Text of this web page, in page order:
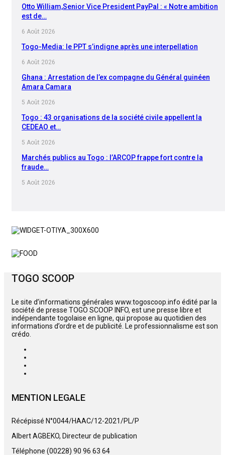
Otto William,Senior Vice President PayPal : « Notre ambition
est de…
6 Août 2026
Togo-Media: le PPT s’indigne après une interpellation
6 Août 2026
Ghana : Arrestation de l’ex compagne du Général guinéen
Amara Camara
5 Août 2026
Togo : 43 organisations de la société civile appellent la
CEDEAO et…
5 Août 2026
Marchés publics au Togo : l’ARCOP frappe fort contre la
fraude…
5 Août 2026
TOGO SCOOP
Le site d’informations générales www.togoscoop.info édité par la
société de presse TOGO SCOOP INFO, est une presse libre et
indépendante togolaise en ligne, qui propose au quotidien des
informations d’ordre et de publicité. Le professionnalisme est son
crédo.
MENTION LEGALE
Récépissé N°0044/HAAC/12-2021/PL/P
Albert AGBEKO, Directeur de publication
Téléphone (00228) 90 96 63 64